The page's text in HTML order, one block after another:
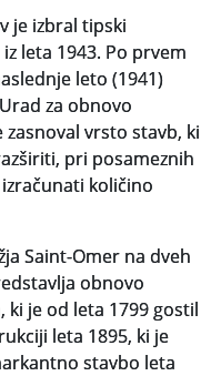
je izbral tipski
leta 1943. Po prvem
leto (1941)
za obnovo
vrsto stavb, ki
pri posameznih
količino
Saint-Omer na dveh
obnovo
ki je od leta 1799 gostil
leta 1895, ki je
stavbo leta